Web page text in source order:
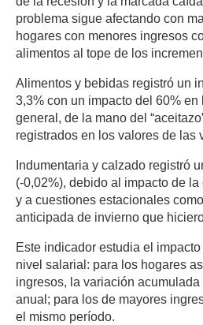
problema sigue afectando con
hogares con menores ingresos
alimentos al tope de los
Alimentos y bebidas registró un
3,3% con un impacto del 60%
general, de la mano del
registrados en los valores de las
Indumentaria y calzado registró
(-0,02%), debido al impacto de
y a cuestiones estacionales
anticipada de invierno que
Este indicador estudia el
nivel salarial: para los hogares
ingresos, la variación
anual; para los de mayores
el mismo período.